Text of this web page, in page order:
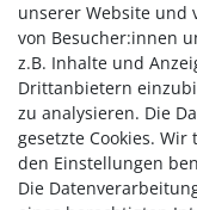
Versandkostenfrei ab
unserer Website und
von Besucher:innen
z.B. Inhalte und
Drittanbietern
zu analysieren. Die
gesetzte Cookies.
den Einstellungen
Die